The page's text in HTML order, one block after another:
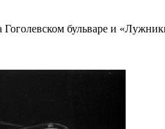
бульваре и